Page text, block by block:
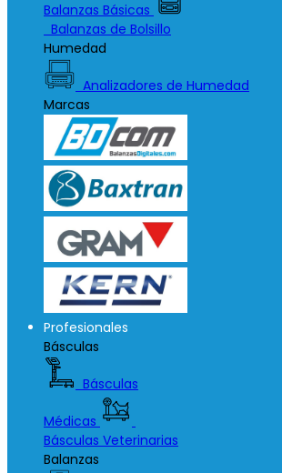
Balanzas Básicas
Balanzas de Bolsillo
Humedad
Analizadores de Humedad
Marcas
Profesionales
Básculas
Básculas
Médicas
Básculas Veterinarias
Balanzas